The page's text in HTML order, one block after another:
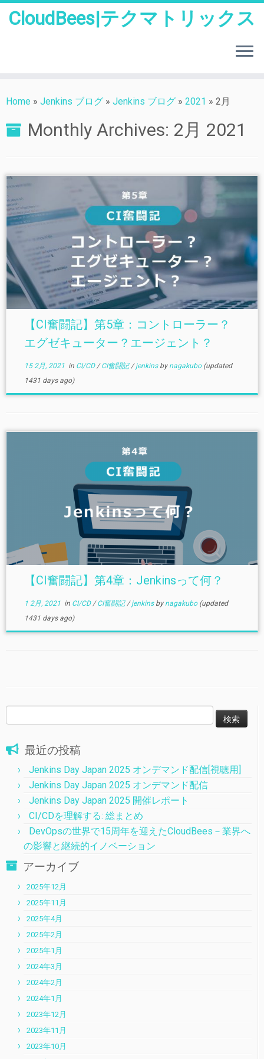
to
CloudBees|テクマトリックス
Home » Jenkins ブログ » Jenkins ブログ » 2021 » 2月
Monthly Archives: 2月 2021
【CI奮闘記】第5章：コントローラー？
エグゼキューター？エージェント？
15 2月, 2021in CI/CD/CI奮闘記/jenkins by nagakubo(updated
1431 days ago)
【CI奮闘記】第4章：Jenkinsって何？
1 2月, 2021in CI/CD/CI奮闘記/jenkins by nagakubo(updated
1431 days ago)
索:
最近の投稿
Jenkins Day Japan 2025 オンデマンド配信[視聴用]
Jenkins Day Japan 2025 オンデマンド配信
Jenkins Day Japan 2025 開催レポート
CI/CDを理解する: 総まとめ
DevOpsの世界で15周年を迎えたCloudBees－業界へ
の影響と継続的イノベーション
アーカイブ
2025年12月
2025年11月
2025年4月
2025年2月
2025年1月
2024年3月
2024年2月
2024年1月
2023年12月
2023年11月
2023年10月